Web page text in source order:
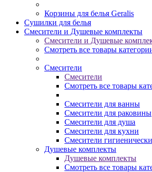
Корзины для белья Geralis
Сушилки для белья
Смесители и Душевые комплекты
Смесители и Душевые
Смотреть все товары
Смесители
Смесители
Смотреть все товары
Смесители для ванны
Смесители для раковины
Смесители для душа
Смесители для кухни
Смесители
Душевые комплекты
Душевые комплекты
Смотреть все товары